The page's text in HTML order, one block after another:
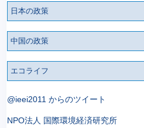
日本の政策
中国の政策
エコライフ
@ieei2011 からのツイート
NPO法人 国際環境経済研究所